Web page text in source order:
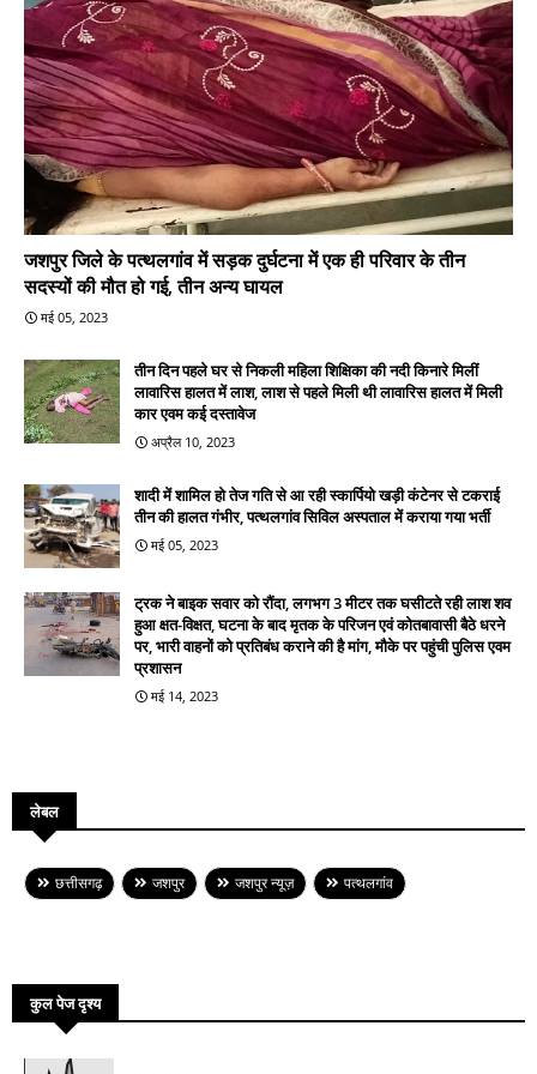
जशपुर जिले के पत्थलगांव में सड़क दुर्घटना में एक ही परिवार के तीन
सदस्यों की मौत हो गई, तीन अन्य घायल
मई 05, 2023
तीन दिन पहले घर से निकली महिला शिक्षिका की नदी किनारे मिलीं
लावारिस हालत में लाश, लाश से पहले मिली थी लावारिस हालत में मिली
कार एवम कई दस्तावेज
अप्रैल 10, 2023
शादी में शामिल हो तेज गति से आ रही स्कार्पियो खड़ी कंटेनर से टकराई
तीन की हालत गंभीर, पत्थलगांव सिविल अस्पताल में कराया गया भर्ती
मई 05, 2023
ट्रक ने बाइक सवार को रौंदा, लगभग 3 मीटर तक घसीटते रही लाश शव
हुआ क्षत-विक्षत, घटना के बाद मृतक के परिजन एवं कोतबावासी बैठे धरने
पर, भारी वाहनों को प्रतिबंध कराने की है मांग, मौके पर पहुंची पुलिस एवम
प्रशासन
मई 14, 2023
लेबल
छत्तीसगढ़ जशपुर जशपुर न्यूज़ पत्थलगांव
कुल पेज दृश्य